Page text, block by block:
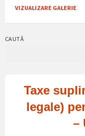
VIZUALIZARE GALERIE
CAUTĂ
Taxe
legale)
–